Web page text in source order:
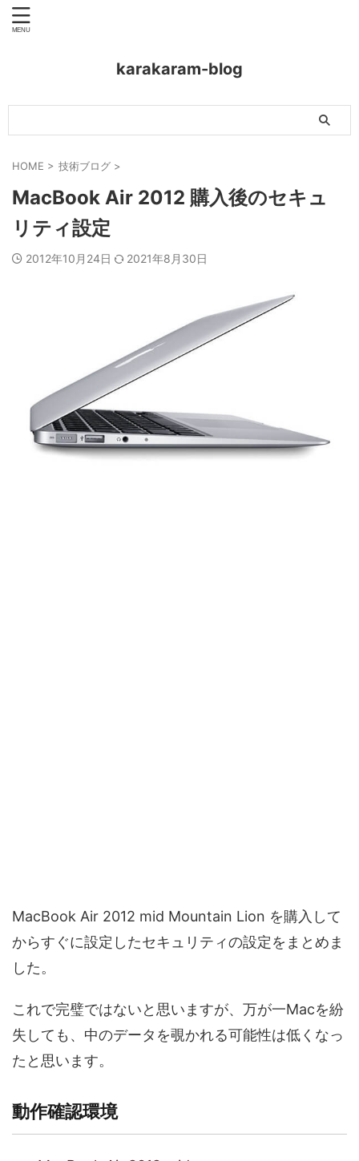
karakaram-blog
HOME > 技術ブログ >
MacBook Air 2012 購入後のセキュ
リティ設定
2012年10月24日 2021年8月30日
MacBook Air 2012 mid Mountain Lion を購入して
からすぐに設定したセキュリティの設定をまとめま
した。
これで完璧ではないと思いますが、万が一Macを紛
失しても、中のデータを覗かれる可能性は低くなっ
たと思います。
動作確認環境